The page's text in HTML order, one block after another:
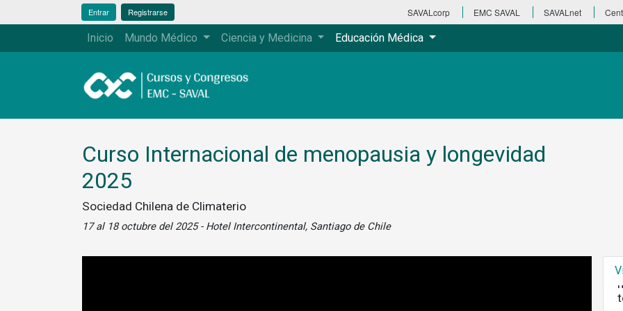
Entrar Registrarse SAVALcorp EMC SAVAL SAVALnet
Inicio Mundo Médico Ciencia y Medicina Educación Médica
Curso Internacional de menopausia y longevidad
2025
Sociedad Chilena de Climaterio
17 al 18 octubre del 2025 - Hotel Intercontinental, Santiago de Chile